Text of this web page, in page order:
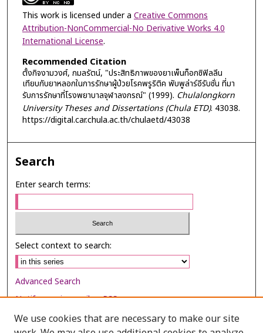
This work is licensed under a Creative Commons
Attribution-NonCommercial-No Derivative Works 4.0
International License.
Recommended Citation
ตั้งกิจงามวงศ์, กมลรัตน์, "ประสิทธิภาพของยาเพ็นท็อกซิฟิลลีน
เทียบกับยาหลอกในการรักษาผู้ป่วยโรคพรูริติค พับพูล่าร์อีรับชั่น ที่มา
รับการรักษาที่โรงพยาบาลจุฬาลงกรณ์" (1999). Chulalongkorn
University Theses and Dissertations (Chula ETD). 43038.
https://digital.car.chula.ac.th/chulaetd/43038
Search
Enter search terms:
Select context to search:
Advanced Search
Notify me via email orRSS
Browse
We use cookies that are necessary to make our site